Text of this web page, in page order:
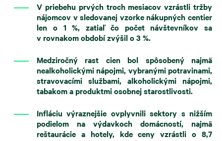
V priebehu prvých troch mesiacov vzrástli tržby
nájomcov v sledovanej vzorke nákupných centier
len o 1 %, zatiaľ čo počet návštevníkov sa
v rovnakom období zvýšil o 3 %.
Medziročný rast cien bol spôsobený najmä
nealkoholickými nápojmi, vybranými potravinami,
stravovacími službami, alkoholickými nápojmi,
tabakom a produktmi osobnej starostlivosti.
Infláciu výraznejšie ovplyvnili sektory s nižším
podielom na výdavkoch domácností, najmä
reštaurácie a hotely, kde ceny vzrástli o 8,7